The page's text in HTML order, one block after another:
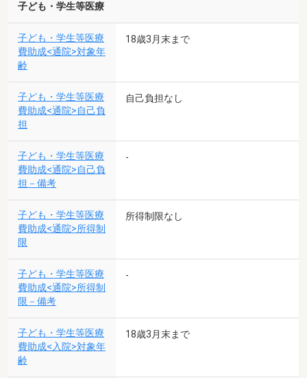
子ども・学生等医療
子ども・学生等医療
費助成<通院>対象年
齢
18歳3月末まで
子ども・学生等医療
費助成<通院>自己負
担
自己負担なし
子ども・学生等医療
費助成<通院>自己負
担－備考
-
子ども・学生等医療
費助成<通院>所得制
限
所得制限なし
子ども・学生等医療
費助成<通院>所得制
限－備考
-
子ども・学生等医療
費助成<入院>対象年
齢
18歳3月末まで